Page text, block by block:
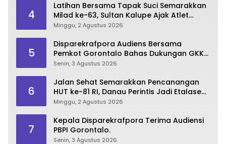
4
Latihan Bersama Tapak Suci Semarakkan
Milad ke-63, Sultan Kalupe Ajak Atlet
Lestarikan Budaya Bela Diri
Minggu, 2 Agustus 2026
5
Disparekrafpora Audiens Bersama
Pemkot Gorontalo Bahas Dukungan GKK
2026
Senin, 3 Agustus 2026
6
Jalan Sehat Semarakkan Pencanangan
HUT ke-81 RI, Danau Perintis Jadi Etalase
Wisata Gorontalo
Minggu, 2 Agustus 2026
7
Kepala Disparekrafpora Terima Audiensi
PBPI Gorontalo.
Senin, 3 Agustus 2026